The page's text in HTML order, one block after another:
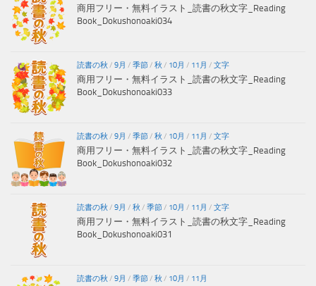
商用フリー・無料イラスト_読書の秋文字_Reading
Book_Dokushonoaki034
読書の秋 / 9月 / 季節/ 秋 / 10月 / 11月 / 文字
商用フリー・無料イラスト_読書の秋文字_Reading
Book_Dokushonoaki033
読書の秋 / 9月 / 季節/ 秋 / 10月 / 11月 / 文字
商用フリー・無料イラスト_読書の秋文字_Reading
Book_Dokushonoaki032
読書の秋 / 9月 / 秋 / 季節/ 10月 / 11月 / 文字
商用フリー・無料イラスト_読書の秋文字_Reading
Book_Dokushonoaki031
読書の秋 / 9月 / 季節/ 秋 / 10月 / 11月